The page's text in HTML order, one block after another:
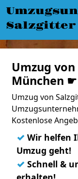
Salzgitter
Umzug
München
Umzug von
Kostenlose
✓ Wir helfen
Umzug geht!
✓ Schnell &